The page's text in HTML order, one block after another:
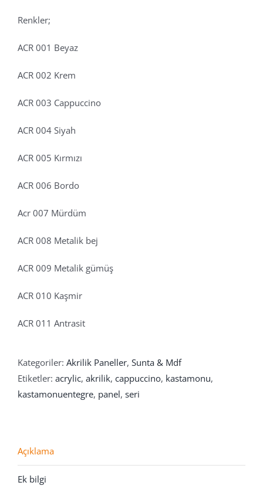
Renkler;
ACR 001 Beyaz
ACR 002 Krem
ACR 003 Cappuccino
ACR 004 Siyah
ACR 005 Kırmızı
ACR 006 Bordo
Acr 007 Mürdüm
ACR 008 Metalik bej
ACR 009 Metalik gümüş
ACR 010 Kaşmir
ACR 011 Antrasit
Kategoriler: Akrilik Paneller, Sunta & Mdf
Etiketler: acrylic, akrilik, cappuccino, kastamonu,
kastamonuentegre, panel, seri
Açıklama
Ek bilgi